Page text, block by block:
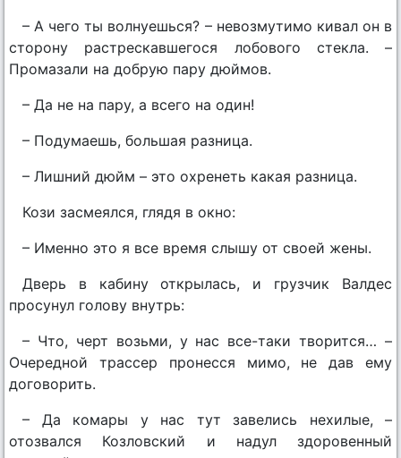
– А чего ты волнуешься? – невозмутимо кивал он в
сторону растрескавшегося лобового стекла. –
Промазали на добрую пару дюймов.
– Да не на пару, а всего на один!
– Подумаешь, большая разница.
– Лишний дюйм – это охренеть какая разница.
Кози засмеялся, глядя в окно:
– Именно это я все время слышу от своей жены.
Дверь в кабину открылась, и грузчик Валдес
просунул голову внутрь:
– Что, черт возьми, у нас все-таки творится… –
Очередной трассер пронесся мимо, не дав ему
договорить.
– Да комары у нас тут завелись нехилые, –
отозвался Козловский и надул здоровенный